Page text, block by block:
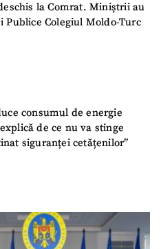
la Comrat. Miniștrii au
Colegiul Moldo-Turc
consumul de energie
de ce nu va stinge
siguranței cetățenilor”